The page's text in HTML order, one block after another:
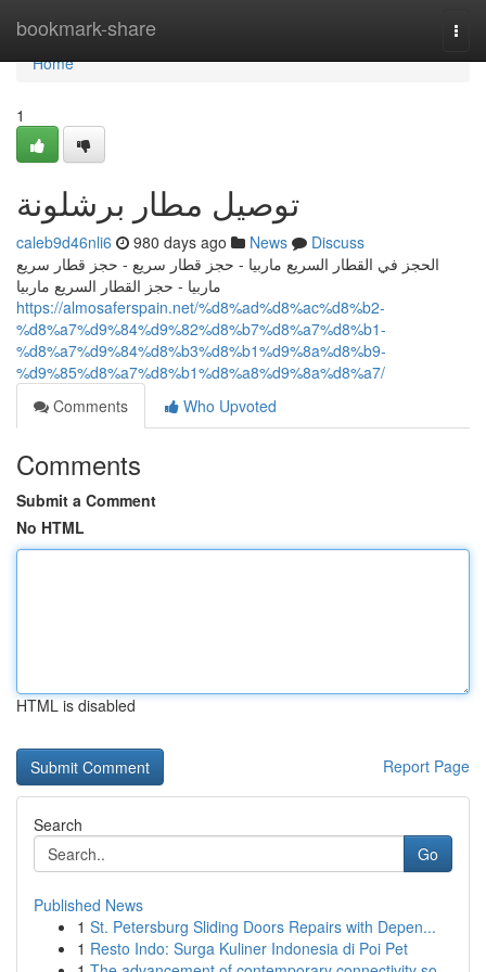
bookmark-share
Home
Home
1
توصيل مطار برشلونة
caleb9d46nli6 980 days ago News
Discuss
الحجز في القطار السريع ماربيا - حجز قطار سريع - حجز قطار سريع
ماربيا - حجز القطار السريع ماربيا
https://almosaferspain.net/%d8%ad%d8%ac%d8%b2-
%d8%a7%d9%84%d9%82%d8%b7%d8%a7%d8%b1-
%d8%a7%d9%84%d8%b3%d8%b1%d9%8a%d8%b9-
%d9%85%d8%a7%d8%b1%d8%a8%d9%8a%d8%a7/
Comments
Who Upvoted
Comments
Submit a Comment
No HTML
HTML is disabled
Report Page
Search
Go
Published News
1 St. Petersburg Sliding Doors Repairs with Depen...
1 Resto Indo: Surga Kuliner Indonesia di Poi Pet